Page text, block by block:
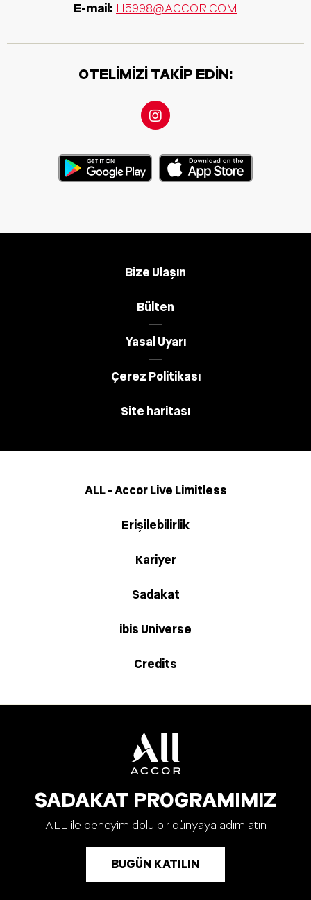
Bize Ulaşın
Bülten
Yasal Uyarı
Çerez Politikası
Site haritası
E-mail: H5998@ACCOR.COM
OTELIMIZI TAKIP EDIN:
SADAKAT PROGRAMIMIZ
ALL ile deneyim dolu bir dünyaya adım atın
BUGÜN KATILIN
ALL - Accor Live Limitless
Erişilebilirlik
Kariyer
Sadakat
ibis Universe
Credits